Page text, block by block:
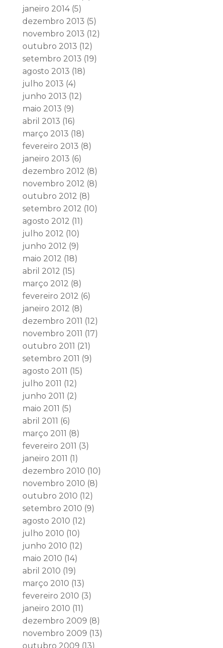
janeiro 2014(5)
dezembro 2013 (5)
novembro 2013 (12)
outubro 2013 (12)
setembro 2013 (19)
agosto 2013 (18)
julho 2013 (4)
junho 2013 (12)
maio 2013 (9)
abril 2013 (16)
março 2013 (18)
fevereiro 2013 (8)
janeiro 2013 (6)
dezembro 2012 (8)
novembro 2012 (8)
outubro 2012 (8)
setembro 2012 (10)
agosto 2012 (11)
julho 2012 (10)
junho 2012 (9)
maio 2012 (18)
abril 2012 (15)
março 2012 (8)
fevereiro 2012 (6)
janeiro 2012 (8)
dezembro 2011 (12)
novembro 2011 (17)
outubro 2011 (21)
setembro 2011 (9)
agosto 2011 (15)
julho 2011 (12)
junho 2011 (2)
maio 2011 (5)
abril 2011 (6)
março 2011 (8)
fevereiro 2011 (3)
janeiro 2011 (1)
dezembro 2010 (10)
novembro 2010 (8)
outubro 2010 (12)
setembro 2010 (9)
agosto 2010 (12)
julho 2010 (10)
junho 2010 (12)
maio 2010 (14)
abril 2010 (19)
março 2010 (13)
fevereiro 2010 (3)
janeiro 2010 (11)
dezembro 2009 (8)
novembro 2009 (13)
outubro 2009 (13)